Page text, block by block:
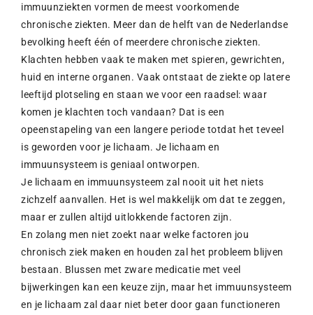
immuunziekten vormen de meest voorkomende
chronische ziekten. Meer dan de helft van de Nederlandse
bevolking heeft één of meerdere chronische ziekten.
Klachten hebben vaak te maken met spieren, gewrichten,
huid en interne organen. Vaak ontstaat de ziekte op latere
leeftijd plotseling en staan we voor een raadsel: waar
komen je klachten toch vandaan? Dat is een
opeenstapeling van een langere periode totdat het teveel
is geworden voor je lichaam. Je lichaam en
immuunsysteem is geniaal ontworpen.
Je lichaam en immuunsysteem zal nooit uit het niets
zichzelf aanvallen. Het is wel makkelijk om dat te zeggen,
maar er zullen altijd uitlokkende factoren zijn.
En zolang men niet zoekt naar welke factoren jou
chronisch ziek maken en houden zal het probleem blijven
bestaan. Blussen met zware medicatie met veel
bijwerkingen kan een keuze zijn, maar het immuunsysteem
en je lichaam zal daar niet beter door gaan functioneren